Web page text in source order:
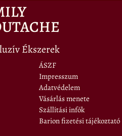
Ékszerek
ÁSZF
Impresszum
Adatvédelem
Vásárlás menete
Szállítási infók
Barion fizetési tájékoztató